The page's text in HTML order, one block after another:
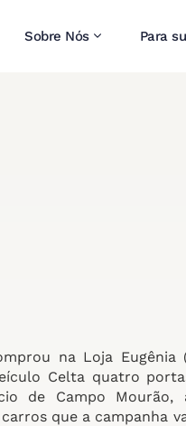
Sobre Nós Para
na Loja
Celta quatro
de Campo Mourão,
que a campanha